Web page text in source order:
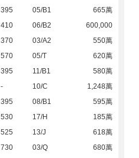
395 05/B1
665萬
410 06/B2
600,000
370 03/A2
550萬
570 05/T
620萬
395 11/B1
580萬
- 10/C
1,248萬
395 08/B1
595萬
530 17/H
185萬
525 13/J
618萬
730 03/Q
680萬